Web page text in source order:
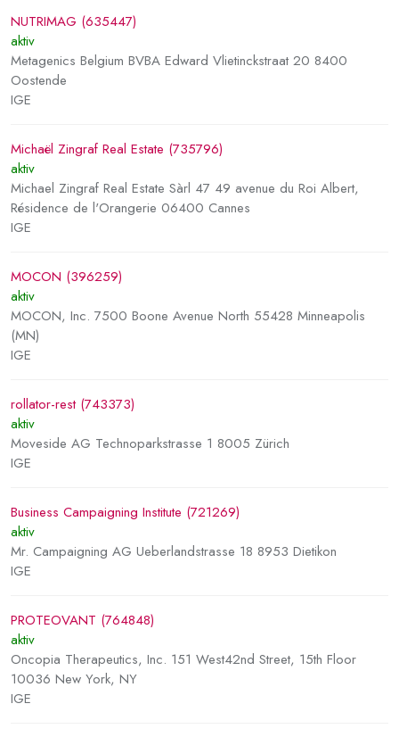
NUTRIMAG (635447)
aktiv
Metagenics Belgium BVBA Edward Vlietinckstraat 20 8400
Oostende
IGE
Michaël Zingraf Real Estate (735796)
aktiv
Michael Zingraf Real Estate Sàrl 47 49 avenue du Roi Albert,
Résidence de l'Orangerie 06400 Cannes
IGE
MOCON (396259)
aktiv
MOCON, Inc. 7500 Boone Avenue North 55428 Minneapolis
(MN)
IGE
rollator-rest (743373)
aktiv
Moveside AG Technoparkstrasse 1 8005 Zürich
IGE
Business Campaigning Institute (721269)
aktiv
Mr. Campaigning AG Ueberlandstrasse 18 8953 Dietikon
IGE
PROTEOVANT (764848)
aktiv
Oncopia Therapeutics, Inc. 151 West42nd Street, 15th Floor
10036 New York, NY
IGE